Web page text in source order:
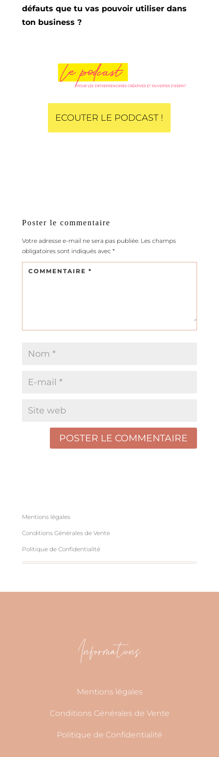
défauts que tu vas pouvoir utiliser dans
ton business ?
ECOUTER LE PODCAST !
Poster le commentaire
Votre adresse e-mail ne sera pas publiée. Les champs
obligatoires sont indiqués avec *
Mentions légales
Conditions Générales de Vente
Politique de Confidentialité
Informations
Mentions légales
Conditions Générales de Vente
Politique de Confidentialité